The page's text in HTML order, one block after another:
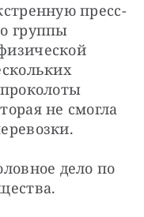
пресс-
группы
не смогла
дело по